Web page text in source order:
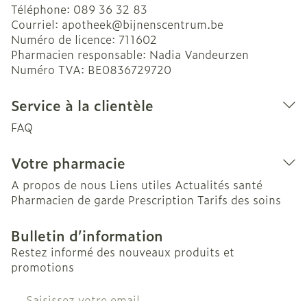
Téléphone: 089 36 32 83
Courriel: apotheek@bijnenscentrum.be
Numéro de licence: 711602
Pharmacien responsable: Nadia Vandeurzen
Numéro TVA: BE0836729720
Service à la clientèle
FAQ
Votre pharmacie
A propos de nous Liens utiles Actualités santé
Pharmacien de garde Prescription Tarifs des soins
Bulletin d’information
Restez informé des nouveaux produits et
promotions
Adresse mail